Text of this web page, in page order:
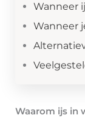
Wanneer
Wanneer
Waarom ijs in